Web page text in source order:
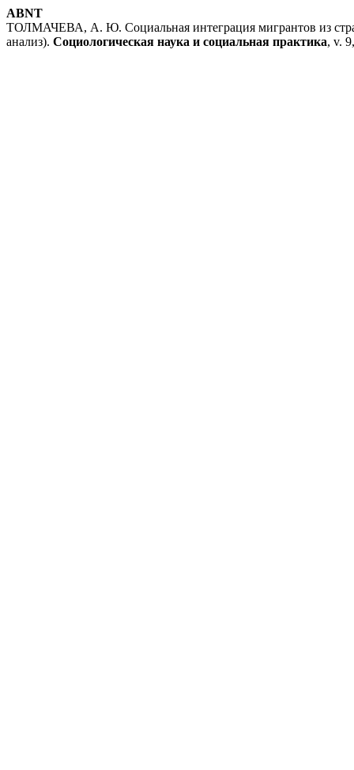
ABNT
ТОЛМАЧЕВА, А. Ю. Социальная интеграция мигрантов из
анализ). Социологическая наука и социальная практика, v.